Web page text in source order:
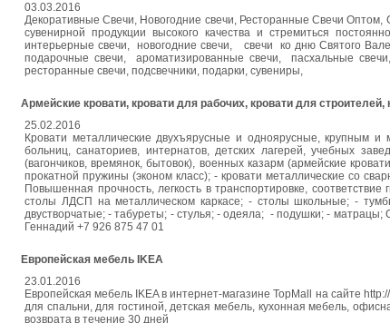
03.03.2016
Декоративные Свечи, Новогодние свечи, Ресторанные Свечи
сувенирной продукции высокого качества и стремиться
интерьерные свечи, новогодние свечи, свечи ко дню Святого
подарочные свечи, ароматизированные свечи, пасхальные
ресторанные свечи, подсвечники, подарки, сувениры,
Армейские кровати, кровати для рабочих, кровати для
25.02.2016
Кровати металлические двухъярусные и одноярусные, крупным
больниц, санаториев, интернатов, детских лагерей, учебных
(вагончиков, времянок, бытовок), военных казарм (армейские
прокатной пружины (эконом класс); - кровати металлические со
Повышенная прочность, легкость в транспортировке,
столы ЛДСП на металлическом каркасе; - столы школьные; -
двустворчатые; - табуреты; - стулья; - одеяла; - подушки; -
Геннадий +7 926 875 47 01
Европейская мебель IKEA
23.01.2016
Европейская мебель IKEA в интернет-магазине TopMall на сайте
для спальни, для гостиной, детская мебель, кухонная мебель,
возврата в течение 30 дней